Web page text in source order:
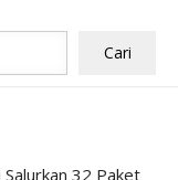
Cari
32 Paket